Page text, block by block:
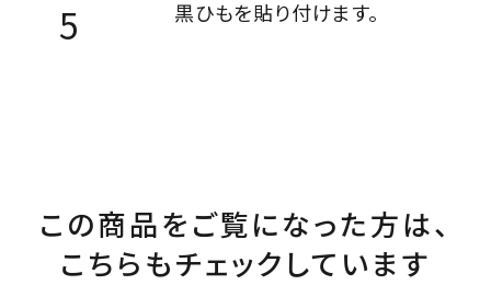
黒ひもを貼り付けます。
この商品をご覧になった方は、
こちらもチェックしています